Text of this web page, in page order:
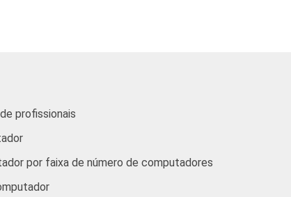
de 2012.
Respostas estimuladas.
estimuladas.
DVD. Respostas estimuladas.
profissionais
por faixa de número de computadores